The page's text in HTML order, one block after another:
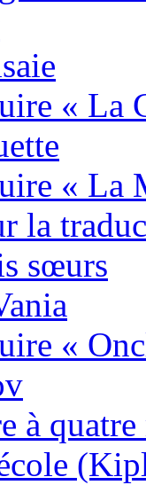
« La
« La
la
sœurs
«
à quatre